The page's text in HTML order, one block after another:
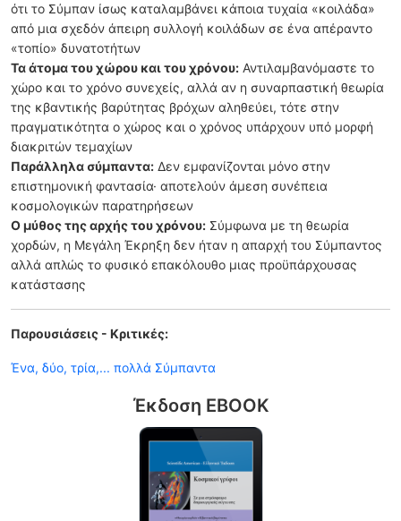
ότι το Σύμπαν ίσως καταλαμβάνει κάποια τυχαία «κοιλάδα»
από μια σχεδόν άπειρη συλλογή κοιλάδων σε ένα απέραντο
«τοπίο» δυνατοτήτων
Τα άτομα του χώρου και του χρόνου: Αντιλαμβανόμαστε το
χώρο και το χρόνο συνεχείς, αλλά αν η συναρπαστική θεωρία
της κβαντικής βαρύτητας βρόχων αληθεύει, τότε στην
πραγματικότητα ο χώρος και ο χρόνος υπάρχουν υπό μορφή
διακριτών τεμαχίων
Παράλληλα σύμπαντα: Δεν εμφανίζονται μόνο στην
επιστημονική φαντασία· αποτελούν άμεση συνέπεια
κοσμολογικών παρατηρήσεων
Ο μύθος της αρχής του χρόνου: Σύμφωνα με τη θεωρία
χορδών, η Μεγάλη Έκρηξη δεν ήταν η απαρχή του Σύμπαντος
αλλά απλώς το φυσικό επακόλουθο μιας προϋπάρχουσας
κατάστασης
Παρουσιάσεις - Κριτικές:
Ένα, δύο, τρία,... πολλά Σύμπαντα
Έκδοση EBOOK